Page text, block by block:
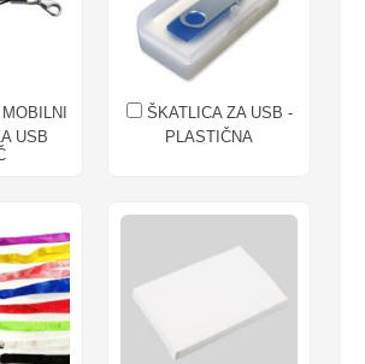
USB
ŠKATLICA ZA USB -
PLASTIČNA